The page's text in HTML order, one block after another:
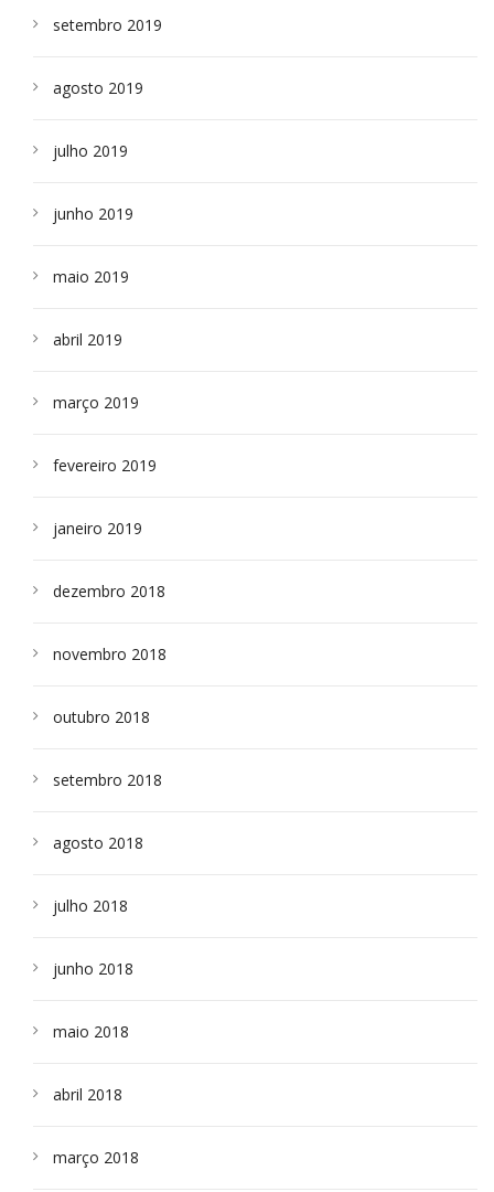
setembro 2019
agosto 2019
julho 2019
junho 2019
maio 2019
abril 2019
março 2019
fevereiro 2019
janeiro 2019
dezembro 2018
novembro 2018
outubro 2018
setembro 2018
agosto 2018
julho 2018
junho 2018
maio 2018
abril 2018
março 2018